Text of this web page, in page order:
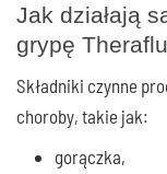
Jak działają
grypę
Składniki czynne
choroby, takie jak:
gorączka,